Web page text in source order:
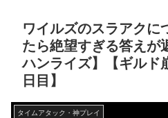
ワイルズのスラアクに
たら絶望すぎる答えが
ハンライズ】【ギルド
日目】
タイムアタック・神プレイ